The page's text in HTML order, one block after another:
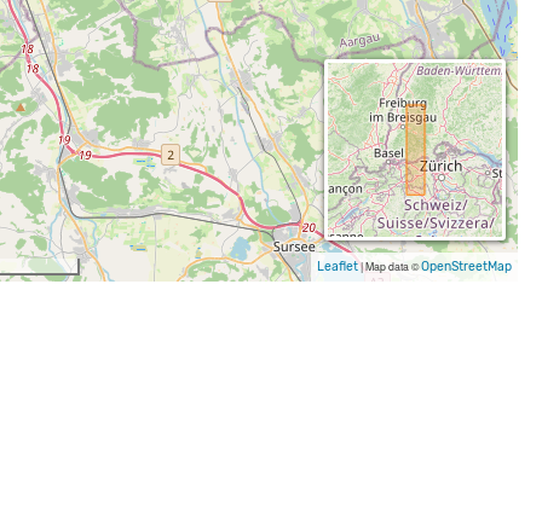
Leaflet|Map data ©OpenStreetMap